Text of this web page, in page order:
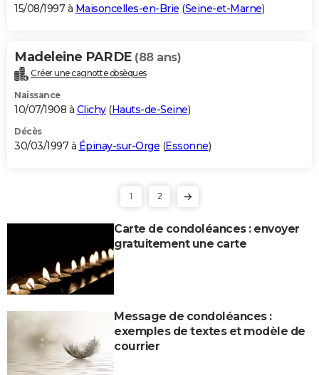
15/08/1997 à Maisoncelles-en-Brie (Seine-et-Marne)
Madeleine PARDE (88 ans)
Créer une cagnotte obsèques
Naissance
10/07/1908 à Clichy(Hauts-de-Seine)
Décès
30/03/1997 à Épinay-sur-Orge (Essonne)
1 2
Carte de condoléances : envoyer
gratuitement une carte
Message de condoléances :
exemples de textes et modèle de
courrier